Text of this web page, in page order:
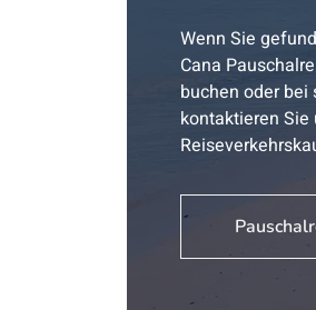
Wenn Sie
Cana
buchen oder bei
kontaktieren